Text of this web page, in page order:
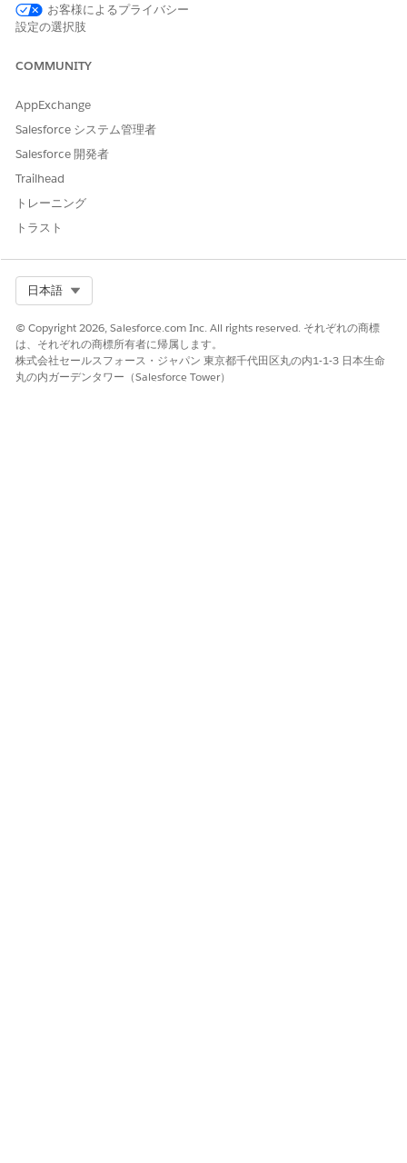
予定がグループ予定としてスケジュールされている場合、出席
者制限が適用されます。
予定管理
1 つのグループサービス予定には、最大 50 人の被招集者 (患
者 + 被招集者の合計) を含めることができます。
仮想ケアの場合、最大参加者数はプライマリ患者と提供者を含
めて 8 人です。この上限は、予定が作成または変更されたと
きに適用されます。
きません。
ゲストカスタマーポータルユーザーは予定をキャンセルできま
者の予定はキャンセルされません。
被招集者はグループ予定を変更できません。主患者とサービス
リソース (提供者) のみがグループ予定を変更できます。
主患者を同じサービス予定の被招集者として追加することはで
きません。ただし、提供者はサービスリソースと被招集者の両
方になることができます。
お客様によるプライバシー
設定の選択肢
COMMUNITY
AppExchange
Salesforce システム管理者
Salesforce 開発者
Trailhead
トレーニング
トラスト
日本語
© Copyright 2026, Salesforce.com Inc. All rights reserved. それぞれの商標
は、それぞれの商標所有者に帰属します。
株式会社セールスフォース・ジャパン 東京都千代田区丸の内1-1-3 日本生命
丸の内ガーデンタワー（Salesforce Tower）